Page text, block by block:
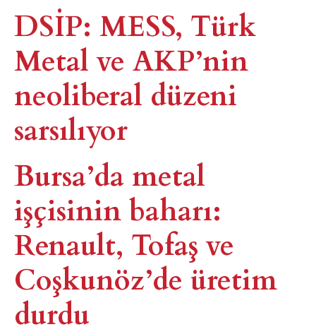
DSİP: MESS, Türk
Metal ve AKP’nin
neoliberal düzeni
sarsılıyor
Bursa’da metal
işçisinin baharı:
Renault, Tofaş ve
Coşkunöz’de üretim
durdu